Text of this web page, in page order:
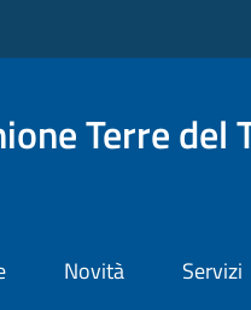
Terre del
Novità Servizi